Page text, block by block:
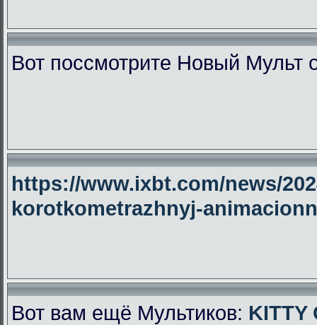
Вот поссмотрите Новый Мульт
https://www.ixbt.com/news/
korotkometrazhnyj-
Вот вам ещё Мультиков: KITTY